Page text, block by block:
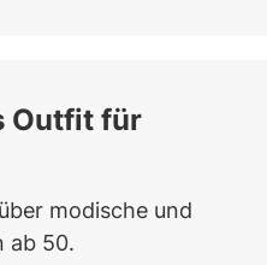
Outfit für
modische und
ab 50.